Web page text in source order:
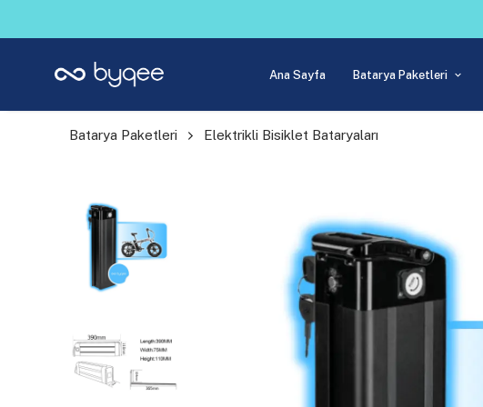
Ana Sayfa Batarya Paketleri
Batarya Paketleri Elektrikli Bisiklet Bataryaları